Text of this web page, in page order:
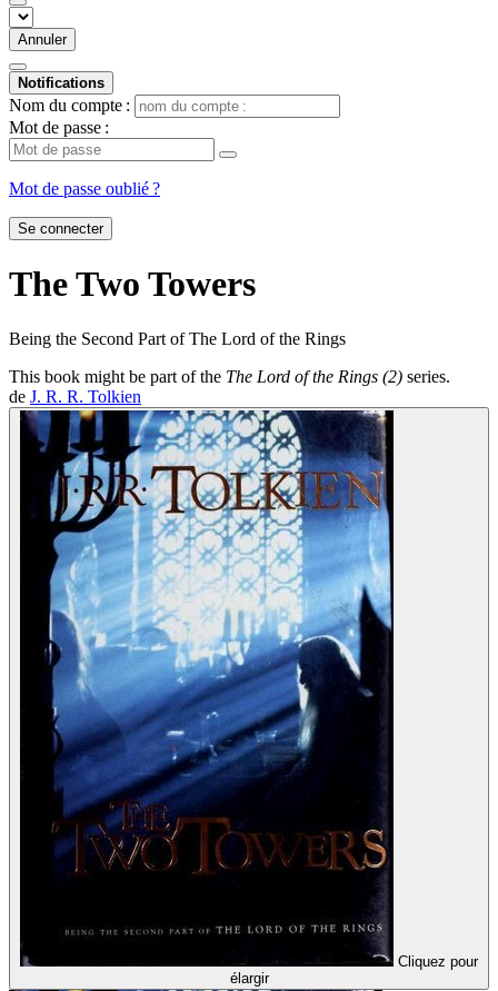
Annuler
Notifications
Nom du compte :
Mot de passe :
Mot de passe oublié ?
Se connecter
The Two Towers
Being the Second Part of The Lord of the Rings
This book might be part of the The Lord of the Rings (2) series.
de J. R. R. Tolkien
Cliquez pour
élargir